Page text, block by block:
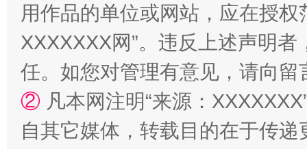
用作品的单位或网站，应在授
XXXXXXX网”。违反上述声明
任。如您对管理有意见，请向
② 凡本网注明“来源：
自其它媒体，转载目的在于传